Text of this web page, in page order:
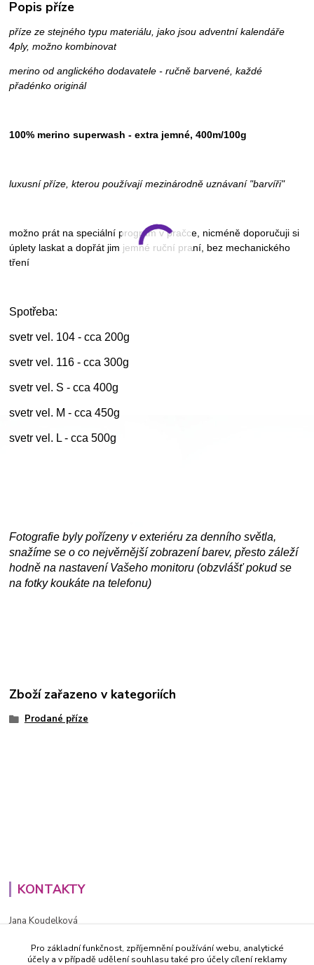
Popis příze
příze ze stejného typu materiálu, jako jsou adventní kalendáře
4ply, možno kombinovat
merino od anglického dodavatele - ručně barvené, každé
přadénko originál
100% merino superwash - extra jemné, 400m/100g
luxusní příze, kterou používají mezinárodně uznávaní "barvíři"
možno prát na speciální program v pračce, nicméně doporučuji si
úplety laskat a dopřát jim jemné ruční praní, bez mechanického
tření
Spotřeba:
svetr vel. 104 - cca 200g
svetr vel. 116 - cca 300g
svetr vel. S - cca 400g
svetr vel. M - cca 450g
svetr vel. L - cca 500g
Fotografie byly pořízeny v exteriéru za denního světla,
snažíme se o co nejvěrnější zobrazení barev, přesto záleží
hodně na nastavení Vašeho monitoru (obzvlášť pokud se
na fotky koukáte na telefonu)
Zboží zařazeno v kategoriích
Prodané příze
KONTAKTY
Jana Koudelková
PO - PÁ (8-16h)
Pro základní funkčnost, zpříjemnění používání webu, analytické
účely a v případě udělení souhlasu také pro účely cílení reklamy